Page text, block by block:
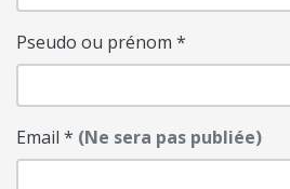
Pseudo ou prénom *
Email * (Ne sera pas publiée)